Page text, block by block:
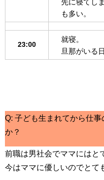
先に寝てし
も多い。
23:00
就寝。
旦那がいる
Q: 子ども生まれてから仕
か？
前職は男社会でママにはと
今はママに優しいのでとて